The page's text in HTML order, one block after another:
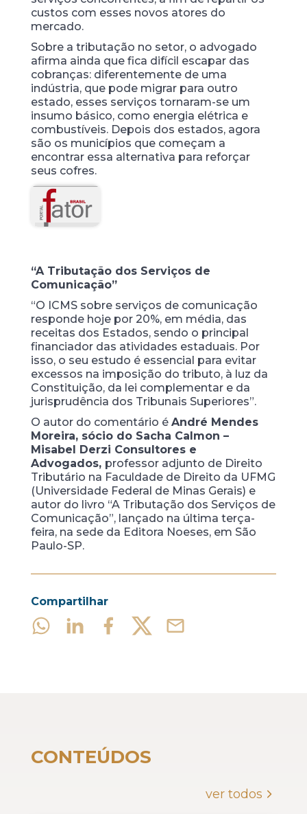
custos com esses novos atores do
mercado.
Sobre a tributação no setor, o advogado
afirma ainda que fica difícil escapar das
cobranças: diferentemente de uma
indústria, que pode migrar para outro
estado, esses serviços tornaram-se um
insumo básico, como energia elétrica e
combustíveis. Depois dos estados, agora
são os municípios que começam a
encontrar essa alternativa para reforçar
seus cofres.
“A Tributação dos Serviços de
Comunicação”
“O ICMS sobre serviços de comunicação
responde hoje por 20%, em média, das
receitas dos Estados, sendo o principal
financiador das atividades estaduais. Por
isso, o seu estudo é essencial para evitar
excessos na imposição do tributo, à luz da
Constituição, da lei complementar e da
jurisprudência dos Tribunais Superiores”.
O autor do comentário é André Mendes
Moreira, sócio do Sacha Calmon –
Misabel Derzi Consultores e
Advogados, professor adjunto de Direito
Tributário na Faculdade de Direito da UFMG
(Universidade Federal de Minas Gerais) e
autor do livro “A Tributação dos Serviços de
Comunicação”, lançado na última terça-
feira, na sede da Editora Noeses, em São
Paulo-SP.
Compartilhar
CONTEÚDOS
ver todos